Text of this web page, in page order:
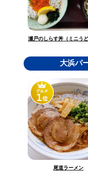
瀬戸のしらす丼（ミニうど
大浜パ
尾道ラーメン